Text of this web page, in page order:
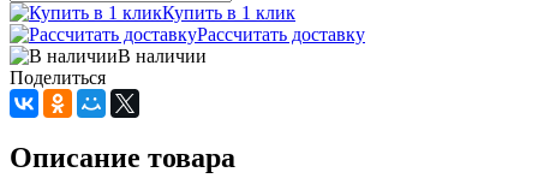
Купить в 1 клик
Рассчитать доставку
В наличии
Поделиться
Описание товара